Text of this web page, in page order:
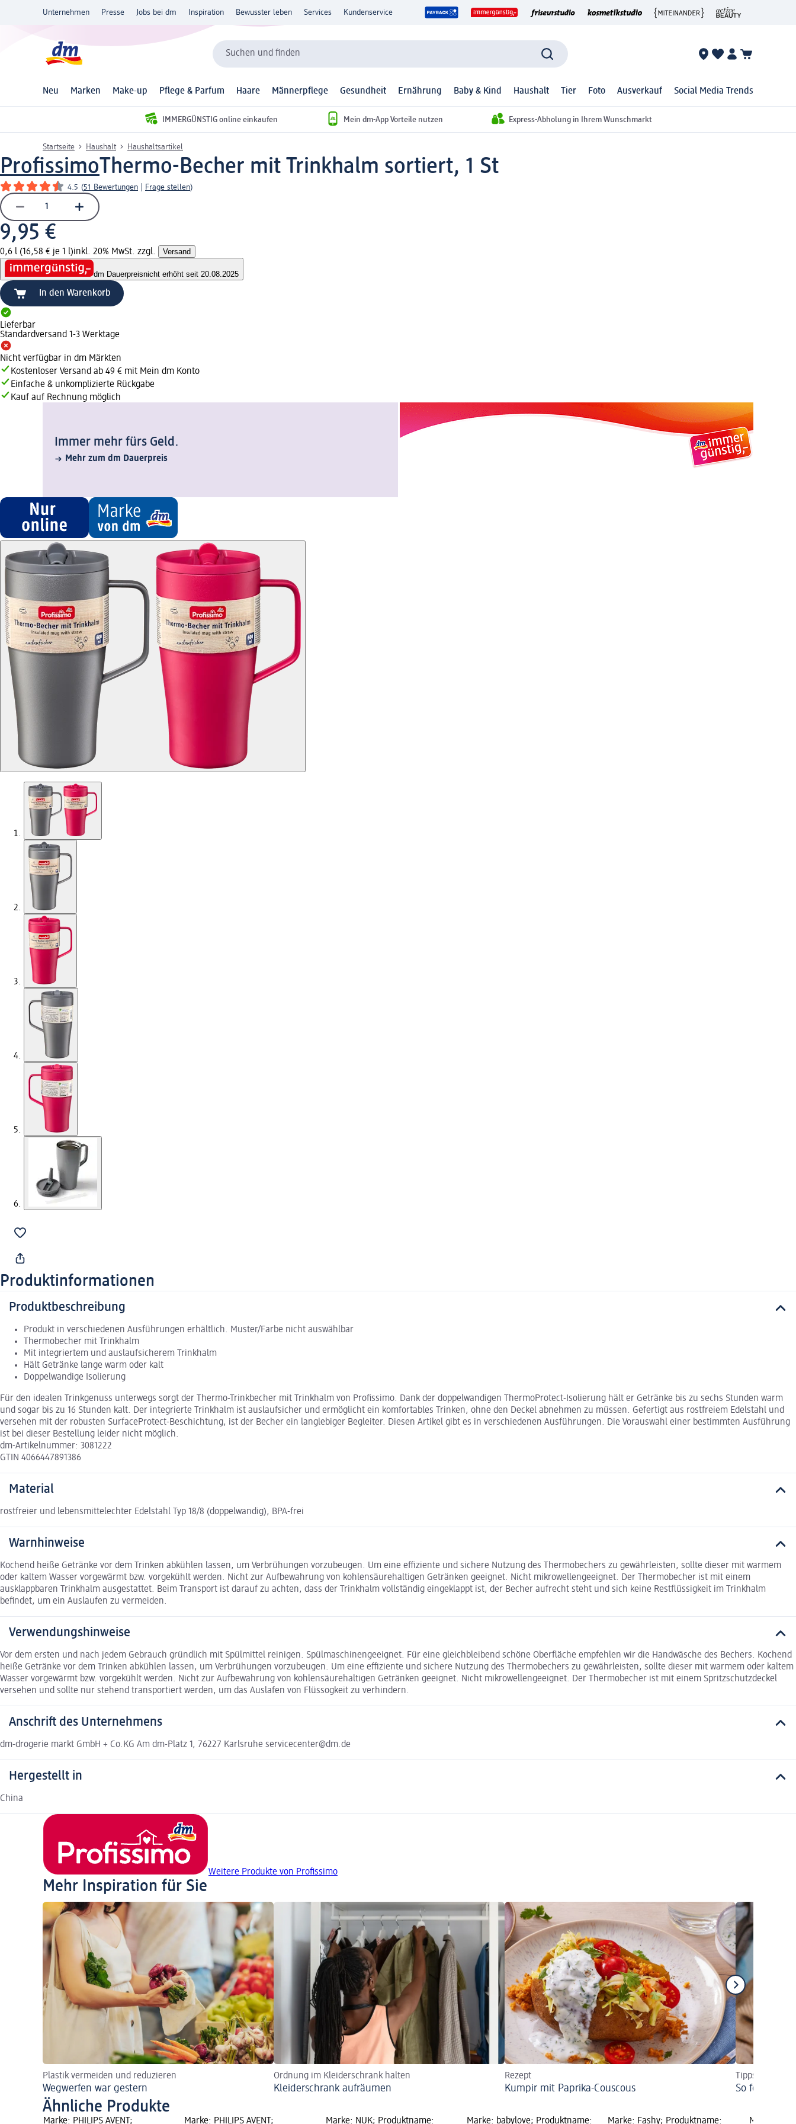
Unternehmen Presse Jobs bei dm Inspiration Bewusster leben Services Kundenservice
Suchen und finden
Neu Marken Make-up Pflege & Parfum Haare Männerpflege Gesundheit Ernährung Baby & Kind Haushalt Tier Foto Ausverkauf Social Media Trends
IMMERGÜNSTIG online einkaufen Mein dm-App Vorteile nutzen Express-Abholung in Ihrem Wunschmarkt
Startseite Haushalt Haushaltsartikel
ProfissimoThermo-Becher mit Trinkhalm sortiert, 1 St
4.5 (51 Bewertungen Frage stellen)
9,95 €
0,6 l (16,58 € je 1 l)inkl. 20% MwSt. zzgl. Versand
dm Dauerpreisnicht erhöht seit 20.08.2025
In den Warenkorb
Lieferbar
Standardversand 1-3 Werktage
Nicht verfügbar in dm Märkten
Kostenloser Versand ab 49 € mit Mein dm Konto
Einfache & unkomplizierte Rückgabe
Kauf auf Rechnung möglich
Immer mehr fürs Geld.
Mehr zum dm Dauerpreis
Produktinformationen
Produktbeschreibung
Produkt in verschiedenen Ausführungen erhältlich. Muster/Farbe nicht auswählbar
Thermobecher mit Trinkhalm
Mit integriertem und auslaufsicherem Trinkhalm
Hält Getränke lange warm oder kalt
Doppelwandige Isolierung
Für den idealen Trinkgenuss unterwegs sorgt der Thermo-Trinkbecher mit Trinkhalm von Profissimo. Dank der doppelwandigen ThermoProtect-Isolierung hält er Getränke bis zu sechs Stunden warm
und sogar bis zu 16 Stunden kalt. Der integrierte Trinkhalm ist auslaufsicher und ermöglicht ein komfortables Trinken, ohne den Deckel abnehmen zu müssen. Gefertigt aus rostfreiem Edelstahl und
versehen mit der robusten SurfaceProtect-Beschichtung, ist der Becher ein langlebiger Begleiter. Diesen Artikel gibt es in verschiedenen Ausführungen. Die Vorauswahl einer bestimmten Ausführung
ist bei dieser Bestellung leider nicht möglich.
dm-Artikelnummer: 3081222
GTIN 4066447891386
Material
rostfreier und lebensmittelechter Edelstahl Typ 18/8 (doppelwandig), BPA-frei
Warnhinweise
Kochend heiße Getränke vor dem Trinken abkühlen lassen, um Verbrühungen vorzubeugen. Um eine eﬃziente und sichere Nutzung des Thermobechers zu gewährleisten, sollte dieser mit warmem
oder kaltem Wasser vorgewärmt bzw. vorgekühlt werden. Nicht zur Aufbewahrung von kohlensäurehaltigen Getränken geeignet. Nicht mikrowellengeeignet. Der Thermobecher ist mit einem
ausklappbaren Trinkhalm ausgestattet. Beim Transport ist darauf zu achten, dass der Trinkhalm vollständig eingeklappt ist, der Becher aufrecht steht und sich keine Restﬂüssigkeit im Trinkhalm
beﬁndet, um ein Auslaufen zu vermeiden.
Verwendungshinweise
Vor dem ersten und nach jedem Gebrauch gründlich mit Spülmittel reinigen. Spülmaschinengeeignet. Für eine gleichbleibend schöne Oberfläche empfehlen wir die Handwäsche des Bechers. Kochend
heiße Getränke vor dem Trinken abkühlen lassen, um Verbrühungen vorzubeugen. Um eine effiziente und sichere Nutzung des Thermobechers zu gewährleisten, sollte dieser mit warmem oder kaltem
Wasser vorgewärmt bzw. vorgekühlt werden. Nicht zur Aufbewahrung von kohlensäurehaltigen Getränken geeignet. Nicht mikrowellengeeignet. Der Thermobecher ist mit einem Spritzschutzdeckel
versehen und sollte nur stehend transportiert werden, um das Auslafen von Flüssogkeit zu verhindern.
Anschrift des Unternehmens
dm-drogerie markt GmbH + Co.KG Am dm-Platz 1, 76227 Karlsruhe servicecenter@dm.de
Hergestellt in
China
Weitere Produkte von Profissimo
Mehr Inspiration für Sie
Plastik vermeiden und reduzieren
Wegwerfen war gestern
Ordnung im Kleiderschrank halten
Kleiderschrank aufräumen
Rezept
Kumpir mit Paprika-Couscous
Tipps für eine
So feiern Sie
Ähnliche Produkte
Marke: PHILIPS AVENT; Marke: PHILIPS AVENT; Marke: NUK; Produktname: Marke: babylove; Produktname: Marke: Fashy; Produktname: Marke: